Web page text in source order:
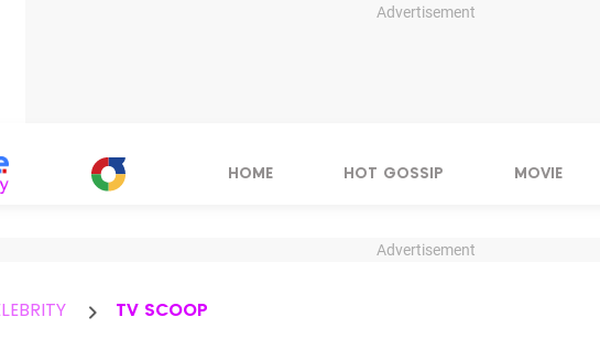
Advertisement
HOME HOT GOSSIP MOVIE
Advertisement
TV SCOOP